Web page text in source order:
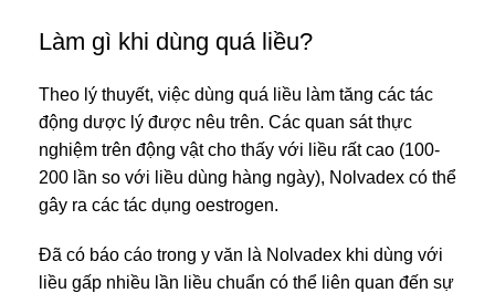
Làm gì khi dùng quá liều?
Theo lý thuyết, việc dùng quá liều làm tăng các tác
động dược lý được nêu trên. Các quan sát thực
nghiệm trên động vật cho thấy với liều rất cao (100-
200 lần so với liều dùng hàng ngày), Nolvadex có thể
gây ra các tác dụng oestrogen.
Đã có báo cáo trong y văn là Nolvadex khi dùng với
liều gấp nhiều lần liều chuẩn có thể liên quan đến sự